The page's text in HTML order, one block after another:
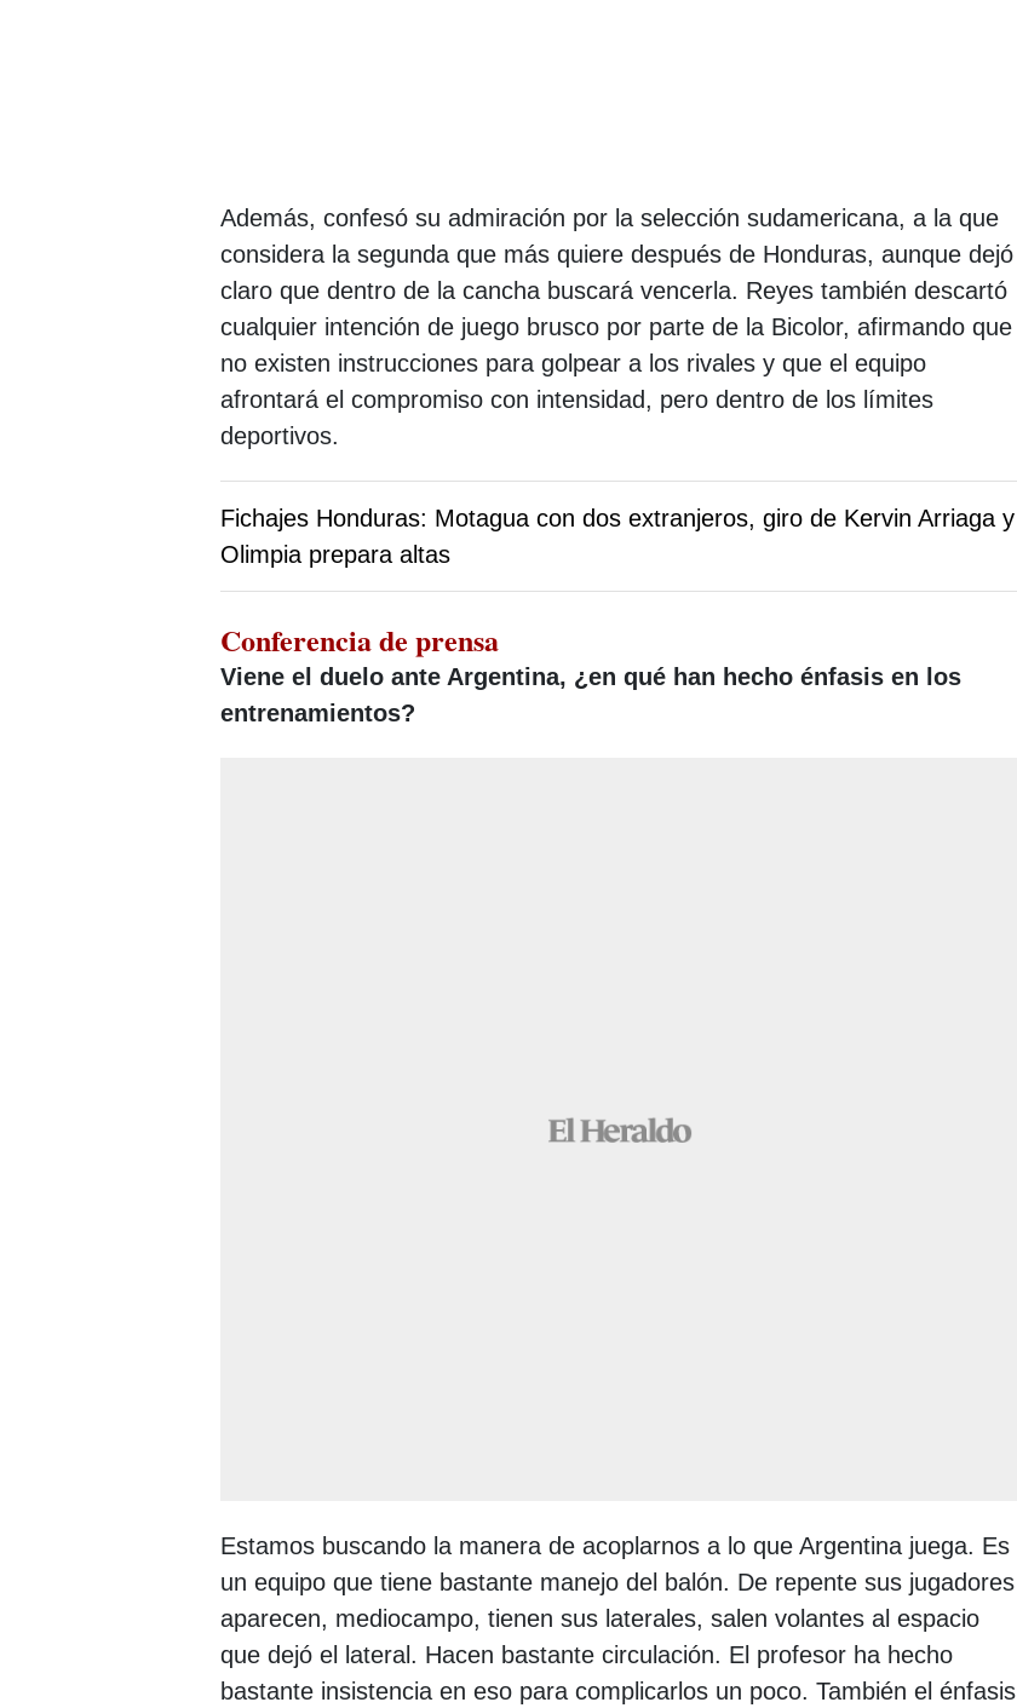
Además, confesó su admiración por la selección sudamericana, a la que
considera la segunda que más quiere después de Honduras, aunque dejó
claro que dentro de la cancha buscará vencerla. Reyes también descartó
cualquier intención de juego brusco por parte de la Bicolor, afirmando que
no existen instrucciones para golpear a los rivales y que el equipo
afrontará el compromiso con intensidad, pero dentro de los límites
deportivos.
Fichajes Honduras: Motagua con dos extranjeros, giro de Kervin Arriaga y
Olimpia prepara altas
Conferencia de prensa
Viene el duelo ante Argentina, ¿en qué han hecho énfasis en los
entrenamientos?
Estamos buscando la manera de acoplarnos a lo que Argentina juega. Es
un equipo que tiene bastante manejo del balón. De repente sus jugadores
aparecen, mediocampo, tienen sus laterales, salen volantes al espacio
que dejó el lateral. Hacen bastante circulación. El profesor ha hecho
bastante insistencia en eso para complicarlos un poco. También el énfasis